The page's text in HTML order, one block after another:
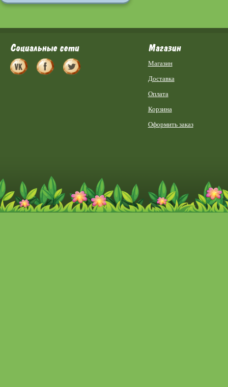
Социальные сети Магазин
Магазин
Доставка
Оплата
Корзина
Оформить заказ